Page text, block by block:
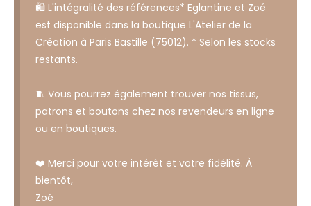
🛍️ L'intégralité des références* Eglantine et Zoé
est disponible dans la boutique L'Atelier de la
Création à Paris Bastille (75012). * Selon les stocks
restants.
🧵 Vous pourrez également trouver nos tissus,
patrons et boutons chez nos revendeurs en ligne
ou en boutiques.
❤️ Merci pour votre intérêt et votre fidélité. À
bientôt,
Zoé